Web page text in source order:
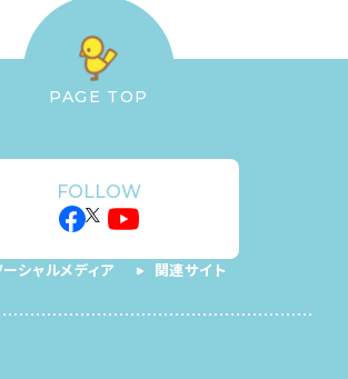
PAGE TOP
FOLLOW
ーシャルメディア 関連サイト